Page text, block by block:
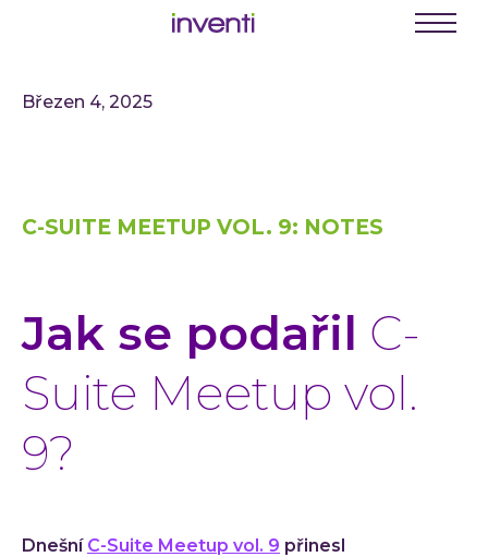
Menu
Březen 4, 2025
C-SUITE MEETUP VOL. 9: NOTES
Jak se podařil C-
Suite Meetup vol.
9?
Dnešní C-Suite Meetup vol. 9 přinesl